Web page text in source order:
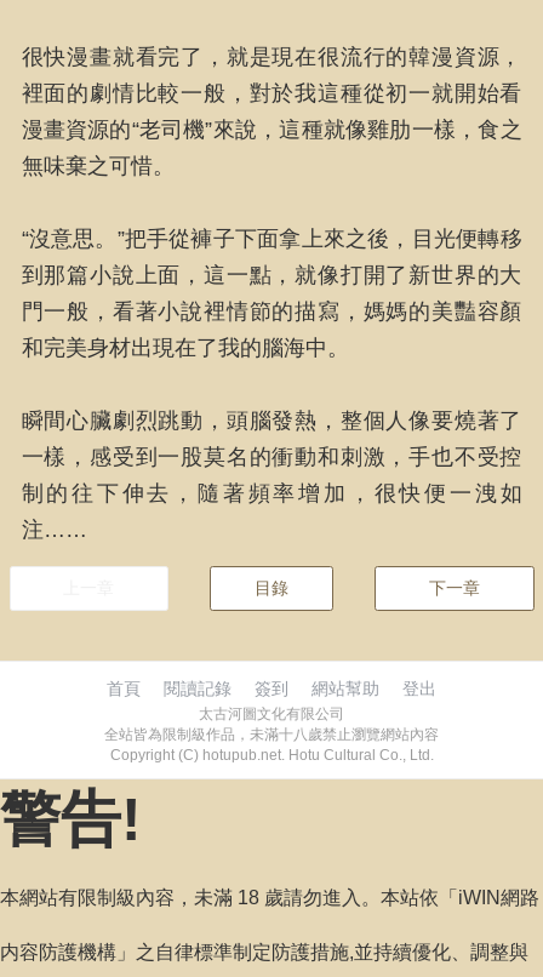
很快漫畫就看完了，就是現在很流行的韓漫資源，
裡面的劇情比較一般，對於我這種從初一就開始看
漫畫資源的“老司機”來說，這種就像雞肋一樣，食之
無味棄之可惜。
“沒意思。”把手從褲子下面拿上來之後，目光便轉移
到那篇小說上面，這一點，就像打開了新世界的大
門一般，看著小說裡情節的描寫，媽媽的美豔容顏
和完美身材出現在了我的腦海中。
瞬間心臟劇烈跳動，頭腦發熱，整個人像要燒著了
一樣，感受到一股莫名的衝動和刺激，手也不受控
制的往下伸去，隨著頻率增加，很快便一洩如
注……
目錄 下一章
首頁 閱讀記錄 簽到 網站幫助 登出
太古河圖文化有限公司
全站皆為限制級作品，未滿十八歲禁止瀏覽網站內容
Copyright (C) hotupub.net. Hotu Cultural Co., Ltd.
警告!
本網站有限制級內容，未滿 18 歲請勿進入。本站依「iWIN網路
内容防護機構」之自律標準制定防護措施,並持續優化、調整與